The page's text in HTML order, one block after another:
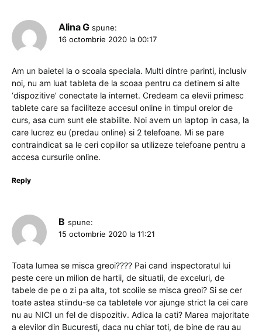
Alina G spune:
16 octombrie 2020 la 00:17
Am un baietel la o scoala speciala. Multi dintre parinti, inclusiv
noi, nu am luat tableta de la scoaa pentru ca detinem si alte
‘dispozitive’ conectate la internet. Credeam ca elevii primesc
tablete care sa faciliteze accesul online in timpul orelor de
curs, asa cum sunt ele stabilite. Noi avem un laptop in casa, la
care lucrez eu (predau online) si 2 telefoane. Mi se pare
contraindicat sa le ceri copiilor sa utilizeze telefoane pentru a
accesa cursurile online.
Reply
B spune:
15 octombrie 2020 la 11:21
Toata lumea se misca greoi???? Pai cand inspectoratul lui
peste cere un milion de hartii, de situatii, de exceluri, de
tabele de pe o zi pa alta, tot scolile se misca greoi? Si se cer
toate astea stiindu-se ca tabletele vor ajunge strict la cei care
nu au NICI un fel de dispozitiv. Adica la cati? Marea majoritate
a elevilor din Bucuresti, daca nu chiar toti, de bine de rau au